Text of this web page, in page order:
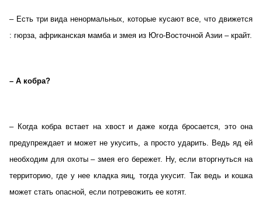
– Есть три вида ненормальных, которые кусают все, что движется
: гюрза, африканская мамба и змея из Юго-Восточной Азии – крайт.
– А кобра?
– Когда кобра встает на хвост и даже когда бросается, это она
предупреждает и может не укусить, а просто ударить. Ведь яд ей
необходим для охоты – змея его бережет. Ну, если вторгнуться на
территорию, где у нее кладка яиц, тогда укусит. Так ведь и кошка
может стать опасной, если потревожить ее котят.